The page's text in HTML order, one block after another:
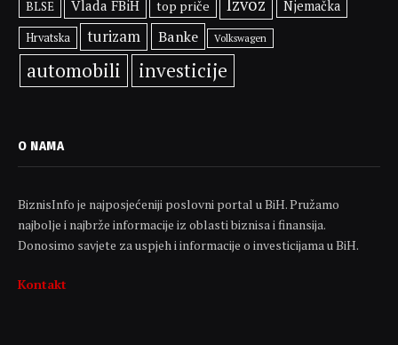
BLSE Vlada FBiH top priče Njemačka
Hrvatska turizam Banke Volkswagen
automobili investicije
O NAMA
BiznisInfo je najposjećeniji poslovni portal u BiH. Pružamo
najbolje i najbrže informacije iz oblasti biznisa i finansija.
Donosimo savjete za uspjeh i informacije o investicijama u BiH.
Kontakt